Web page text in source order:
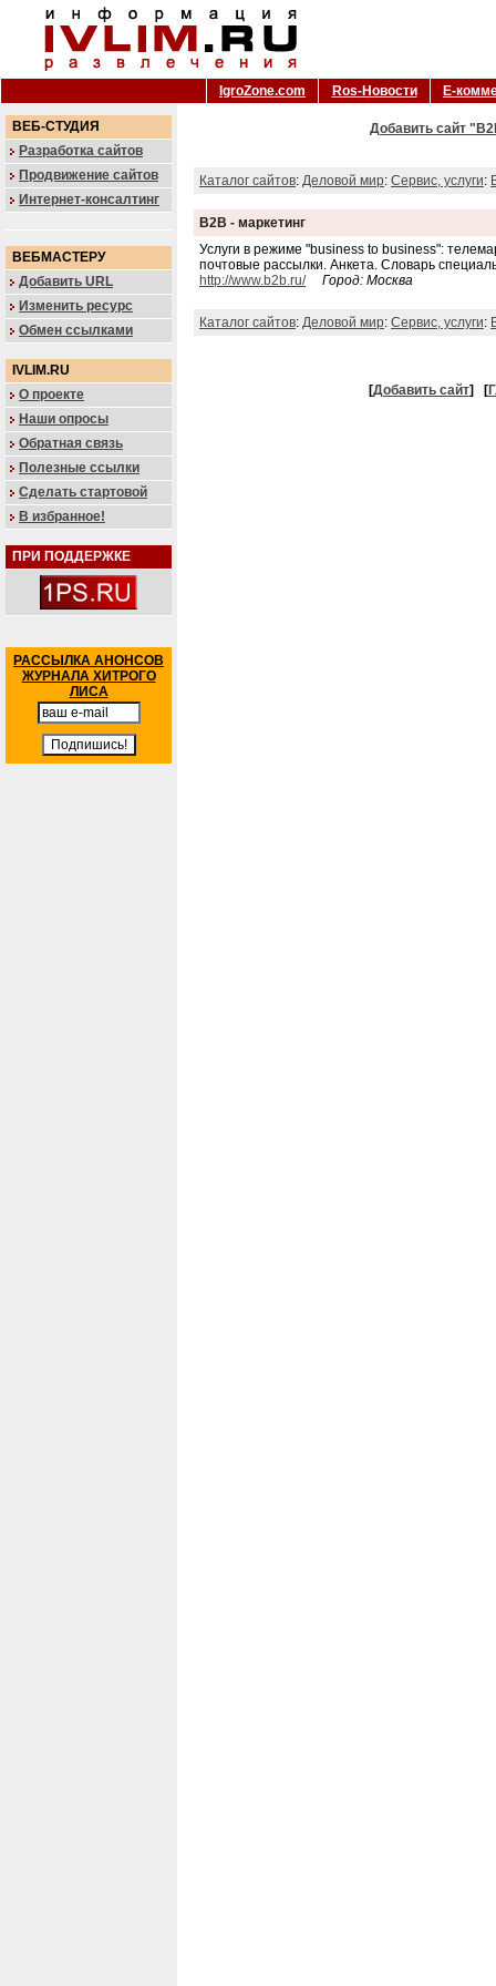
IgroZone.com Ros-Новости Е-
ВЕБ-СТУДИЯ
Разработка сайтов
Продвижение сайтов
Интернет-консалтинг
ВЕБМАСТЕРУ
Добавить URL
Изменить ресурс
Обмен ссылками
IVLIM.RU
О проекте
Наши опросы
Обратная связь
Полезные ссылки
Сделать стартовой
В избранное!
ПРИ ПОДДЕРЖКЕ
РАССЫЛКА АНОНСОВ
ЖУРНАЛА ХИТРОГО
ЛИСА
Добавить сайт
Каталог сайтов: Деловой мир: Сервис, услуги:
B2B - маркетинг
Услуги в режиме "business to business":
почтовые рассылки. Анкета. Словарь
http://www.b2b.ru/
Город: Москва
Каталог сайтов: Деловой мир: Сервис, услуги:
[Добавить сайт] [